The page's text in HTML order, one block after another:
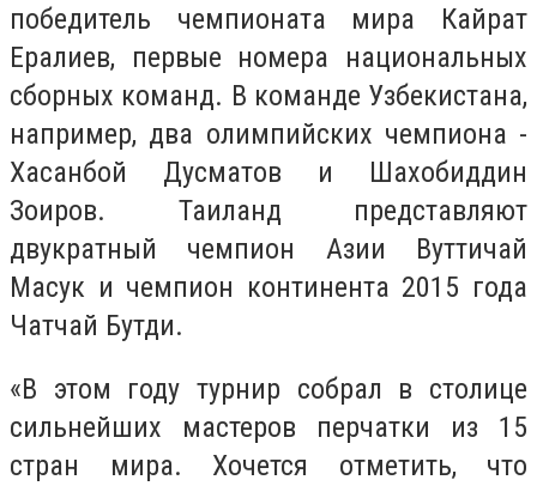
победитель чемпионата мира Кайрат
Ералиев, первые номера национальных
сборных команд. В команде Узбекистана,
например, два олимпийских чемпиона -
Хасанбой Дусматов и Шахобиддин
Зоиров. Таиланд представляют
двукратный чемпион Азии Вуттичай
Масук и чемпион континента 2015 года
Чатчай Бутди.
«В этом году турнир собрал в столице
сильнейших мастеров перчатки из 15
стран мира. Хочется отметить, что